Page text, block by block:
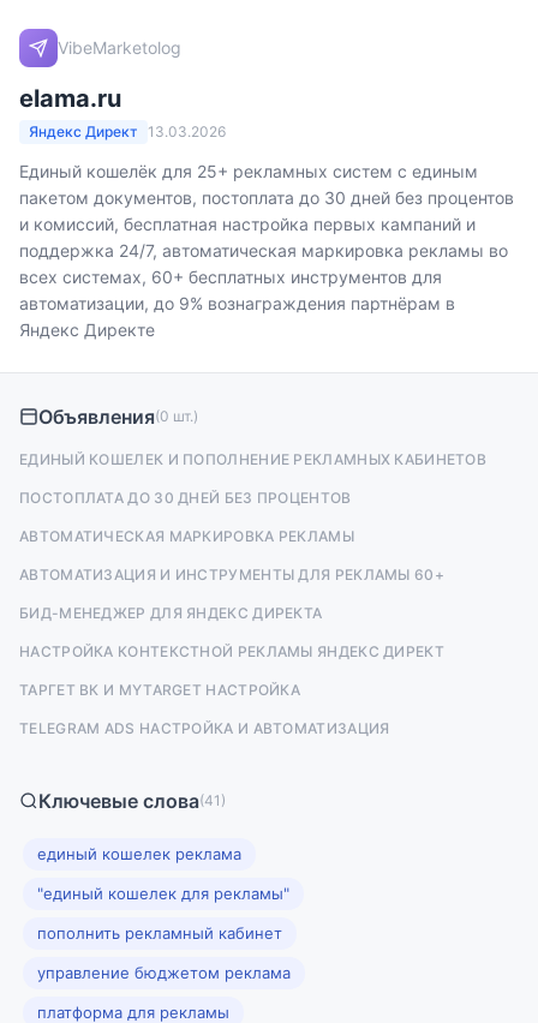
VibeMarketolog
elama.ru
Яндекс Директ 13.03.2026
Единый кошелёк для 25+ рекламных систем с единым
пакетом документов, постоплата до 30 дней без процентов
и комиссий, бесплатная настройка первых кампаний и
поддержка 24/7, автоматическая маркировка рекламы во
всех системах, 60+ бесплатных инструментов для
автоматизации, до 9% вознаграждения партнёрам в
Яндекс Директе
Объявления(0 шт.)
ЕДИНЫЙ КОШЕЛЕК И ПОПОЛНЕНИЕ РЕКЛАМНЫХ КАБИНЕТОВ
ПОСТОПЛАТА ДО 30 ДНЕЙ БЕЗ ПРОЦЕНТОВ
АВТОМАТИЧЕСКАЯ МАРКИРОВКА РЕКЛАМЫ
АВТОМАТИЗАЦИЯ И ИНСТРУМЕНТЫ ДЛЯ РЕКЛАМЫ 60+
БИД-МЕНЕДЖЕР ДЛЯ ЯНДЕКС ДИРЕКТА
НАСТРОЙКА КОНТЕКСТНОЙ РЕКЛАМЫ ЯНДЕКС ДИРЕКТ
ТАРГЕТ ВК И MYTARGET НАСТРОЙКА
TELEGRAM ADS НАСТРОЙКА И АВТОМАТИЗАЦИЯ
Ключевые слова(41)
единый кошелек реклама
"единый кошелек для рекламы"
пополнить рекламный кабинет
управление бюджетом реклама
платформа для рекламы